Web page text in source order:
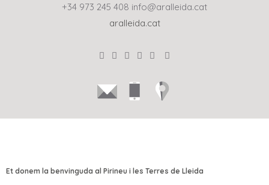
+34 973 245 408 info@aralleida.cat
aralleida.cat
Et donem la benvinguda al Pirineu i les Terres de Lleida